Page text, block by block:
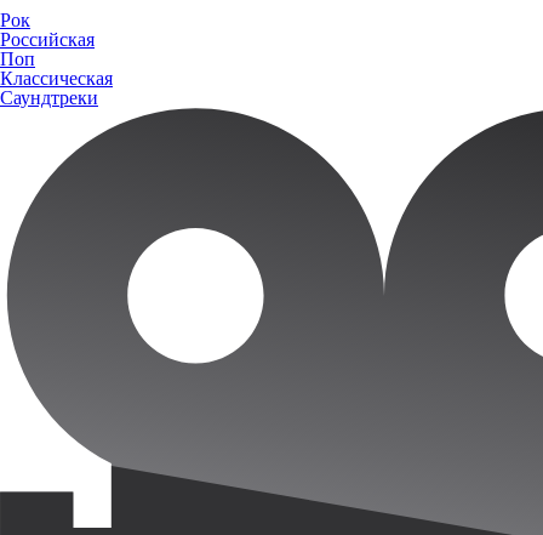
Рок
Российская
Поп
Классическая
Саундтреки